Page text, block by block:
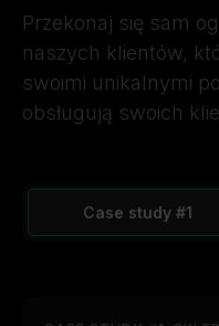
Przekonaj się sam
naszych klientów,
swoimi unikalnymi
obsługują swoich
Case study #1